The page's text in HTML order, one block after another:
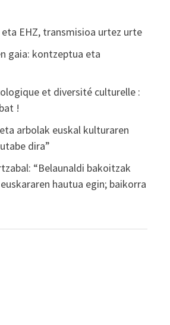
EHZ, transmisioa urtez urte
gaia: kontzeptua eta
et diversité culturelle :
!
arbolak euskal kulturaren
dira”
“Belaunaldi bakoitzak
hautua egin; baikorra